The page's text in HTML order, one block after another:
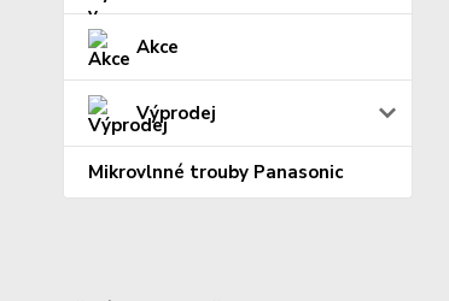
Akce
Výprodej
Mikrovlnné trouby Panasonic